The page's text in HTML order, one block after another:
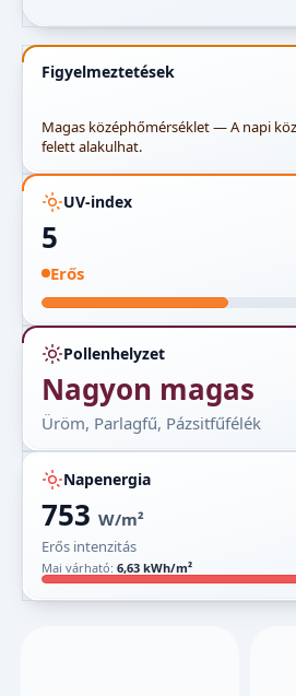
Figyelmeztetések
Magas középhőmérséklet — A napi
felett alakulhat.
UV-index
5
Erős
Pollenhelyzet
Nagyon magas
Üröm, Parlagfű, Pázsitfűfélék
Napenergia
753 W/m²
Erős intenzitás
Mai várható: 6,63 kWh/m²